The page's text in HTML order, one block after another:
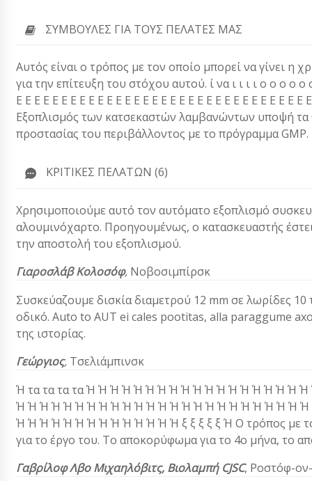
ΣΥΜΒΟΥΛΈΣ ΓΙΑ ΤΟΥΣ ΠΕΛΆΤΕΣ ΜΑΣ
Αυτός είναι ο τρόπος με τον οποίο μπορεί να γίνει
για την επίτευξη του στόχου αυτού. ί να ι ι ι ι ο ο ο ο
Ε Ε Ε Ε Ε Ε Ε Ε Ε Ε Ε Ε Ε Ε Ε Ε Ε Ε Ε Ε Ε Ε Ε Ε Ε Ε Ε Ε Ε Ε Ε Ε Ε ι ι ι
Εξοπλισμός των κατσεκαστών λαμβανώντων υποψή τα
προστασίας του περιβάλλοντος με το πρόγραμμα GMP.
ΚΡΙΤΙΚΈΣ ΠΕΛΑΤΏΝ (6)
Χρησιμοποιούμε αυτό τον αυτόματο εξοπλισμό
αλουμινόχαρτο. Προηγουμένως, ο κατασκευαστής
την αποστολή του εξοπλισμού.
Γιαροσλάβ Κολοσόφ, Νοβοσιμπίρσκ
Συσκεύαζουμε δισκία διαμετρού 12 mm σε λωρίδες
οδικό. Auto to AUT ei cales pootitas, alla paraggume
της ιστορίας.
Γεώργιος, Τσελιάμπινσκ
Ή τα τα τα τα Ή Ή Ή Ή Ή Ή Ή Ή Ή Ή Ή Ή Ή Ή Ή Ή Ή Ή
Ή Ή Ή Ή Ή Ή Ή Ή Ή Ή Ή Ή Ή Ή Ή Ή Ή Ή Ή Ή Ή Ή Ή Ή
Ή Ή Ή Ή Ή Ή Ή Ή Ή Ή Ή Ή Ή Ή ξ ξ ξ ξ ξ Ή Ο τρόπος με τον
για το έργο του. Το αποκορύφωμα για το 4ο μήνα, το
Γαβρίλοφ Λβο Μιχαηλόβιτς, Βιολαμπή CJSC, Ροστόφ-